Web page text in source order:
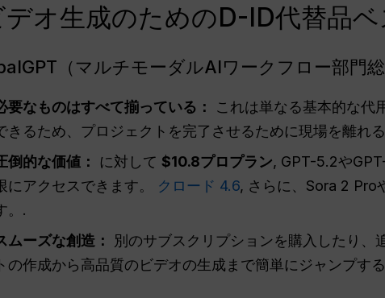
オ生成のためのD-ID代替品
（マルチモーダルAIワークフロー部門総
要なものはすべて揃っている：
これは単なる基本的な代
きるため、プロジェクトを完了させるために現場を離れ
倒的な価値：
に対して $10.8プロプラン, GPT-5.2や
にアクセスできます。 クロード 4.6, さらに、Sora 2 Pro
。.
ムーズな創造：
別のサブスクリプションを購入したり
の作成から高品質のビデオの生成まで簡単にジャンプす